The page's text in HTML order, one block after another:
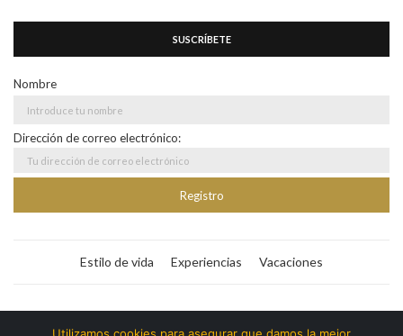
SUSCRÍBETE
Nombre
Dirección de correo electrónico:
Estilo de vida Experiencias Vacaciones
Bitacora365